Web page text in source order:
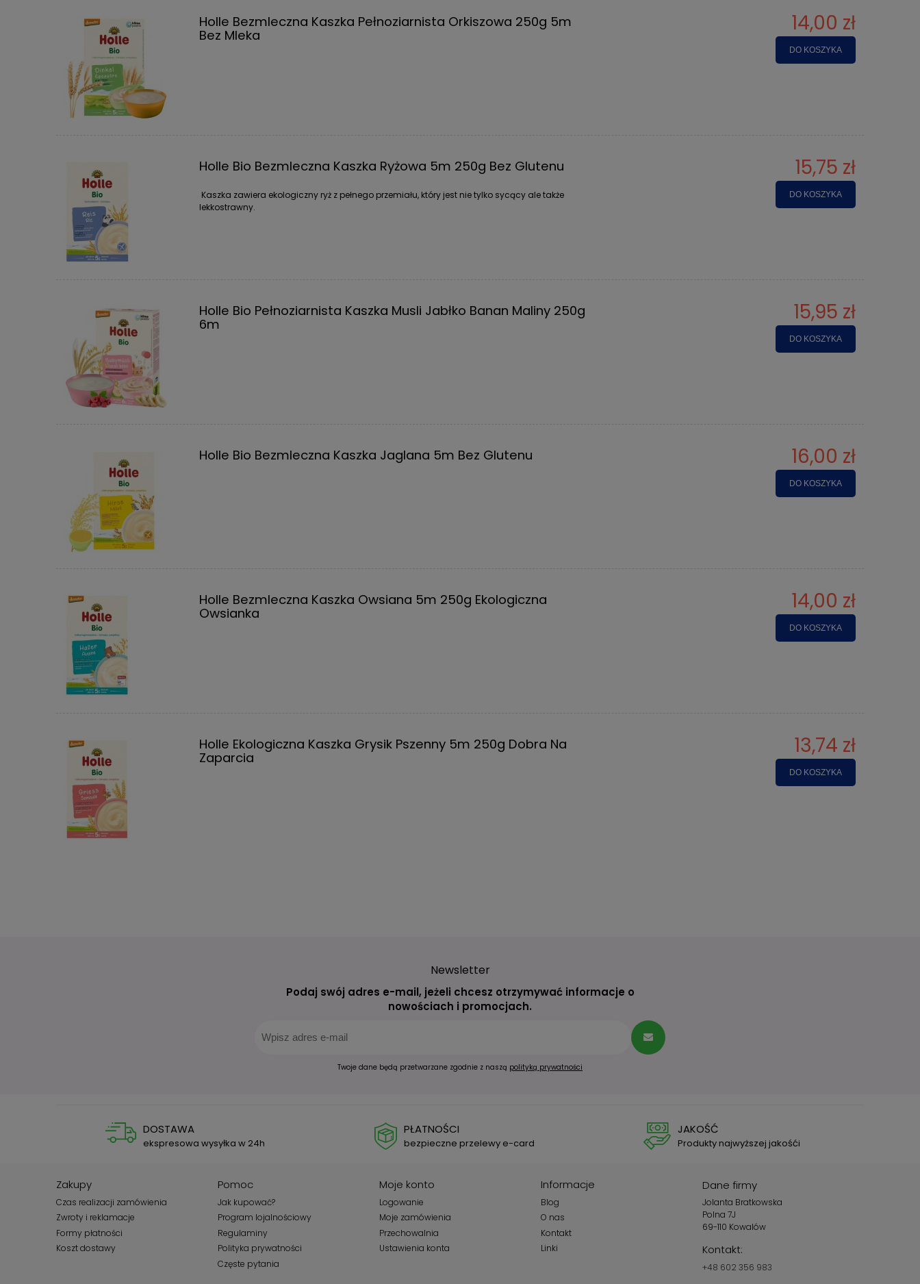
Holle Bezmleczna Kaszka Pełnoziarnista Orkiszowa 250g 5m
Bez Mleka
14,00 zł
DO KOSZYKA
Holle Bio Bezmleczna Kaszka Ryżowa 5m 250g Bez Glutenu
Kaszka zawiera ekologiczny ryż z pełnego przemiału, który jest nie tylko sycący ale także
lekkostrawny.
15,75 zł
DO KOSZYKA
Holle Bio Pełnoziarnista Kaszka Musli Jabłko Banan Maliny 250g
6m
15,95 zł
DO KOSZYKA
Holle Bio Bezmleczna Kaszka Jaglana 5m Bez Glutenu 16,00 zł
DO KOSZYKA
Holle Bezmleczna Kaszka Owsiana 5m 250g Ekologiczna
Owsianka
14,00 zł
DO KOSZYKA
Holle Ekologiczna Kaszka Grysik Pszenny 5m 250g Dobra Na
Zaparcia
13,74 zł
DO KOSZYKA
Newsletter
Podaj swój adres e-mail, jeżeli chcesz otrzymywać informacje o
nowościach i promocjach.
Twoje dane będą przetwarzane zgodnie z naszą polityką prywatności
DOSTAWA
ekspresowa wysyłka w 24h
PŁATNOŚCI
bezpieczne przelewy e-card
JAKOŚĆ
Produkty najwyższej jakośći
Zakupy
Czas realizacji zamówienia
Zwroty i reklamacje
Formy płatności
Koszt dostawy
Pomoc
Jak kupować?
Program lojalnościowy
Regulaminy
Polityka prywatności
Częste pytania
Moje konto
Logowanie
Moje zamówienia
Przechowalnia
Ustawienia konta
Informacje
Blog
O nas
Kontakt
Linki
Dane firmy
Jolanta Bratkowska
Polna 7J
69-110 Kowalów
Kontakt:
+48 602 356 983